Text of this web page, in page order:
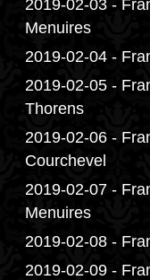
2019-02-03 -
Menuires
2019-02-04 -
2019-02-05 -
Thorens
2019-02-06 -
Courchevel
2019-02-07 -
Menuires
2019-02-08 -
2019-02-09 -